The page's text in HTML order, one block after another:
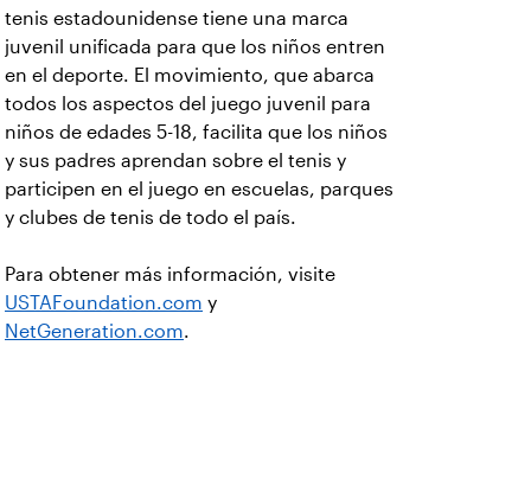
tenis estadounidense tiene una marca
juvenil unificada para que los niños entren
en el deporte. El movimiento, que abarca
todos los aspectos del juego juvenil para
niños de edades 5-18, facilita que los niños
y sus padres aprendan sobre el tenis y
participen en el juego en escuelas, parques
y clubes de tenis de todo el país.
Para obtener más información, visite
USTAFoundation.com y
NetGeneration.com.